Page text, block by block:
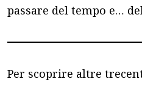
passare del tempo e…
Per scoprire altre